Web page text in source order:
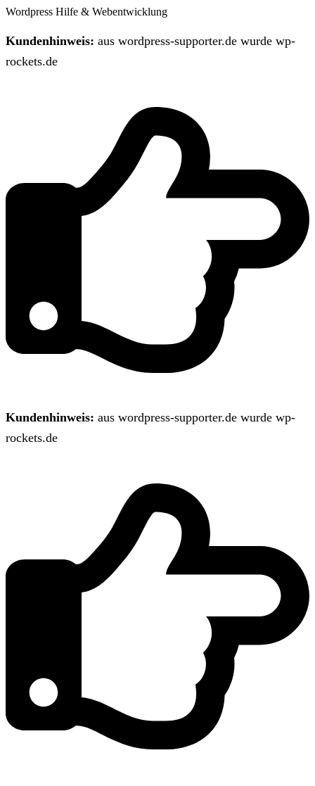
Wordpress Hilfe & Webentwicklung
Kundenhinweis: aus wordpress-supporter.de wurde wp-
rockets.de
Kundenhinweis: aus wordpress-supporter.de wurde wp-
rockets.de